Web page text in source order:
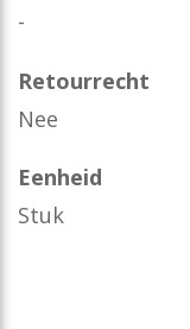
-
Retourrecht
Nee
Eenheid
Stuk